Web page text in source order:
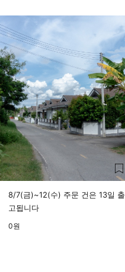
8/7(금)~12(수) 주문 건은 13일 출
고됩니다
0원